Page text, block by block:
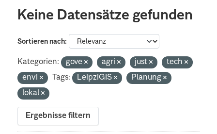
Keine Datensätze gefunden
Sortieren nach
Kategorien: gove agri just
tech
envi
Tags: LeipziGIS
Planung
lokal
Ergebnisse filtern